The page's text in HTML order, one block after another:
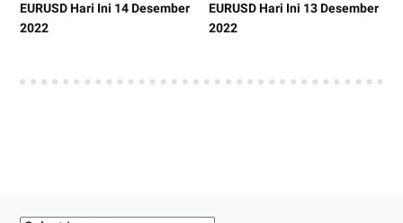
EURUSD Hari Ini 14 Desember
2022
EURUSD Hari Ini 13 Desember
2022